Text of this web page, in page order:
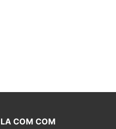
LA COM COM